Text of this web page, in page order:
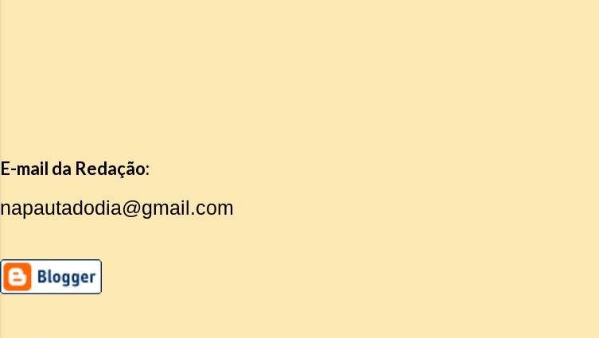
E-mail da Redação:
napautadodia@gmail.com